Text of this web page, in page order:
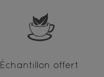
Échantillon offert